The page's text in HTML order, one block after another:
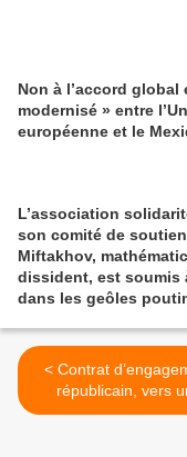
Non à l’accord global
modernisé » entre
européenne et le
L’association
son comité de
Miftakhov,
dissident, est soumis
dans les geôles
< Contrat d’engagement
républicain, vers
démocratie